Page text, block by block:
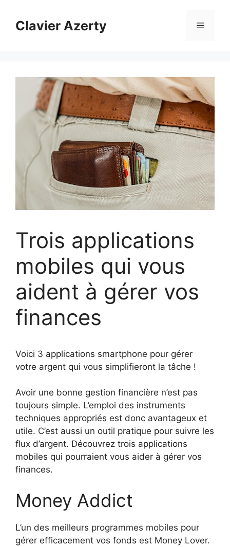
contenuClavier Azerty Menu
Trois applications
mobiles qui vous
aident à gérer vos
finances
Voici 3 applications smartphone pour gérer
votre argent qui vous simplifieront la tâche !
Avoir une bonne gestion financière n’est pas
toujours simple. L’emploi des instruments
techniques appropriés est donc avantageux et
utile. C’est aussi un outil pratique pour suivre les
flux d’argent. Découvrez trois applications
mobiles qui pourraient vous aider à gérer vos
finances.
Money Addict
L’un des meilleurs programmes mobiles pour
gérer efficacement vos fonds est Money Lover.